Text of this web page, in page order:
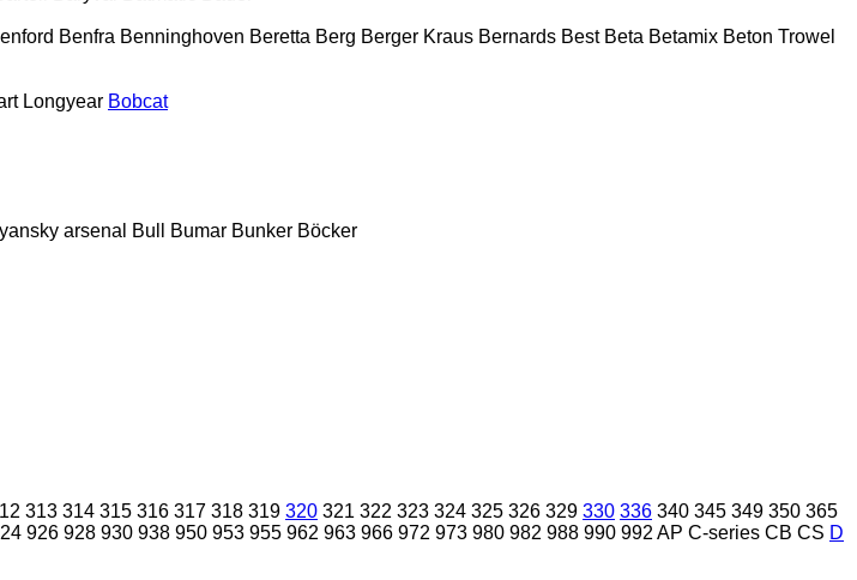
Benfra Benninghoven Beretta Berg Berger Kraus Bernards Best Beta Betamix Beton Trowel
Longyear Bobcat
arsenal Bull Bumar Bunker Böcker
313 314 315 316 317 318 319 320 321 322 323 324 325 326 329 330 336 340 345 349 350 365
926 928 930 938 950 953 955 962 963 966 972 973 980 982 988 990 992 AP C-series CB CS D